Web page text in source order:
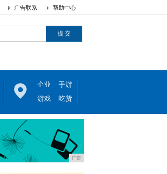
帮助中心
广告联系
企业
手游
游戏
吃货
广告